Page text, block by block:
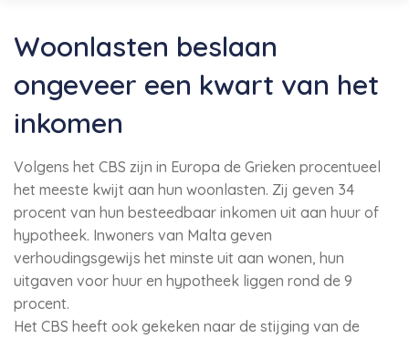
Woonlasten beslaan
ongeveer een kwart van het
inkomen
Volgens het CBS zijn in Europa de Grieken procentueel
het meeste kwijt aan hun woonlasten. Zij geven 34
procent van hun besteedbaar inkomen uit aan huur of
hypotheek. Inwoners van Malta geven
verhoudingsgewijs het minste uit aan wonen, hun
uitgaven voor huur en hypotheek liggen rond de 9
procent.
Het CBS heeft ook gekeken naar de stijging van de